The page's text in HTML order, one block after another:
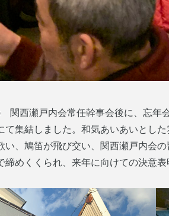
関西瀬戸内会常任幹事会後に、忘年
て集結しました。和気あいあいとし
い、鳩笛が飛び交い、関西瀬戸内会
締めくくられ、来年に向けての決意表